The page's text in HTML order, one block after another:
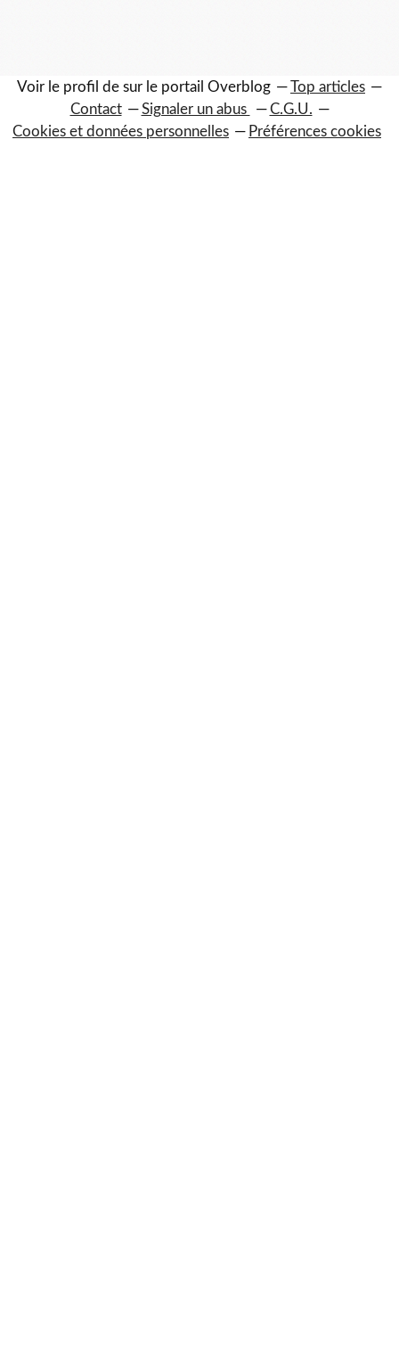
Voir le profil de sur le portail Overblog
Top articles
Contact
Signaler un abus
C.G.U.
Cookies et données personnelles
Préférences cookies